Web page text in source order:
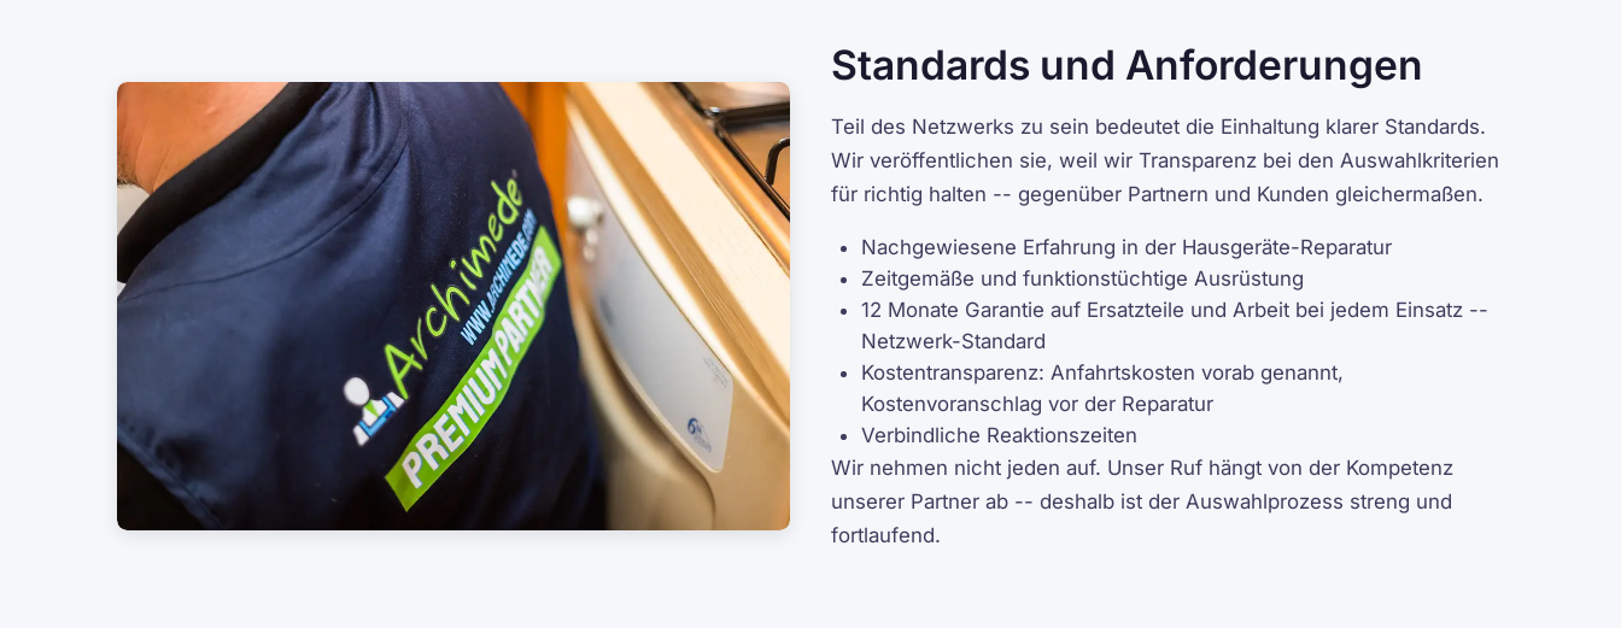
Standards und Anforderungen
Teil des Netzwerks zu sein bedeutet die Einhaltung klarer Standards.
Wir veröffentlichen sie, weil wir Transparenz bei den Auswahlkriterien
für richtig halten -- gegenüber Partnern und Kunden gleichermaßen.
Nachgewiesene Erfahrung in der Hausgeräte-Reparatur
Zeitgemäße und funktionstüchtige Ausrüstung
12 Monate Garantie auf Ersatzteile und Arbeit bei jedem Einsatz --
Netzwerk-Standard
Kostentransparenz: Anfahrtskosten vorab genannt,
Kostenvoranschlag vor der Reparatur
Verbindliche Reaktionszeiten
Wir nehmen nicht jeden auf. Unser Ruf hängt von der Kompetenz
unserer Partner ab -- deshalb ist der Auswahlprozess streng und
fortlaufend.